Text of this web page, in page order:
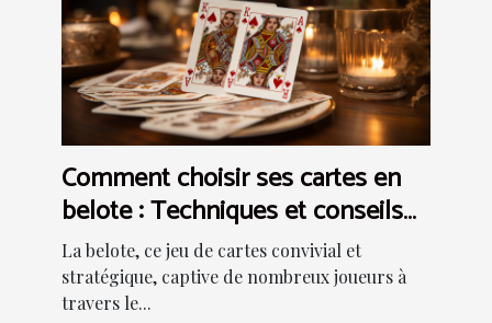
Comment choisir ses cartes en
belote : Techniques et conseils
pour améliorer votre jeu
La belote, ce jeu de cartes convivial et
stratégique, captive de nombreux joueurs à
travers le...